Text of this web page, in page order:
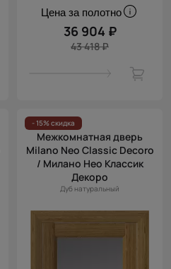
Цена за полотно
36 904 ₽
43 418 ₽
- 15% скидка
Межкомнатная дверь
Milano Neo Classic Decoro
/ Милано Нео Классик
Декоро
Дуб натуральный